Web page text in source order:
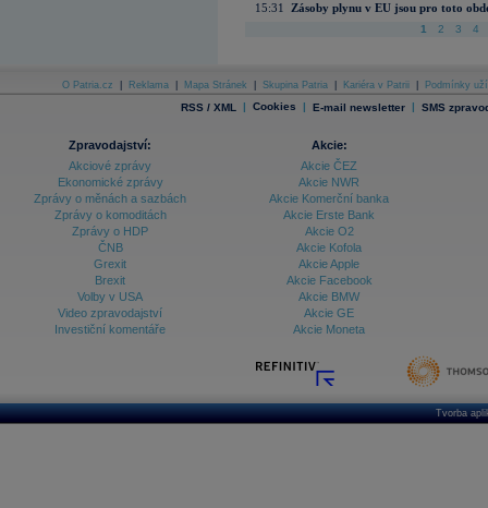
15:31
Zásoby plynu v EU jsou pro toto
1 2 3 4
O Patria.cz Reklama Mapa Stránek Skupina Patria Kariéra v Patrii Podmínky
RSS / XML | Cookies | E-mail newsletter | SMS
Zpravodajství:
Akciové zprávy
Ekonomické zprávy
Zprávy o měnách a sazbách
Zprávy o komoditách
Zprávy o HDP
ČNB
Grexit
Brexit
Volby v USA
Video zpravodajství
Investiční komentáře
Akcie:
Akcie ČEZ
Akcie NWR
Akcie Komerční banka
Akcie Erste Bank
Akcie O2
Akcie Kofola
Akcie Apple
Akcie Facebook
Akcie BMW
Akcie GE
Akcie Moneta
Tvorba